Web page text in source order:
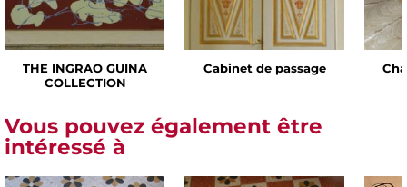
THE INGRAO GUINA
COLLECTION
Cabinet de passage
Vous pouvez également être
intéressé à